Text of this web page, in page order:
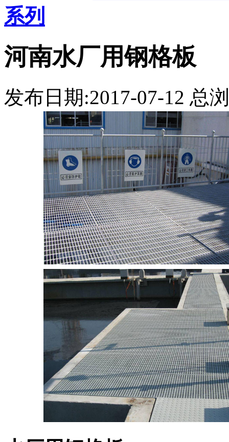
系列
河南水厂用钢格板
发布日期:2017-07-12 总